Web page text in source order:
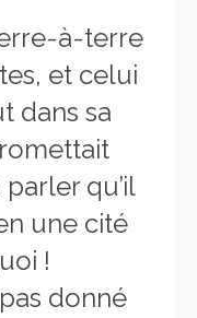
à-terre
et celui
dans sa
qu’il
une cité
!
donné